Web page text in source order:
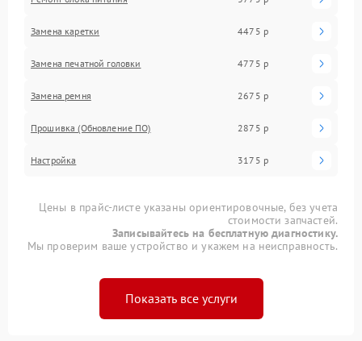
Замена каретки 4475 р
Замена печатной головки 4775 р
Замена ремня 2675 р
Прошивка (Обновление ПО) 2875 р
Настройка 3175 р
Цены в прайс-листе указаны ориентировочные, без учета
стоимости запчастей.
Записывайтесь на бесплатную диагностику.
Мы проверим ваше устройство и укажем на неисправность.
Показать все услуги